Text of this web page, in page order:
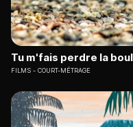
Tu m'fais perdre la
FILMS COURT-MÉTRAGE